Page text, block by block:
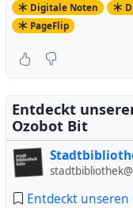
Digitale Noten
PageFlip
Entdeckt
Ozobot Bit
Entdeckt